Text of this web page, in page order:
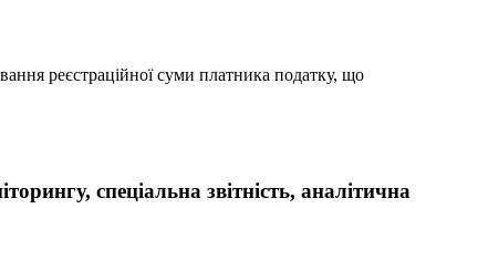
реєстраційної суми платника податку, що
спеціальна звітність, аналітична